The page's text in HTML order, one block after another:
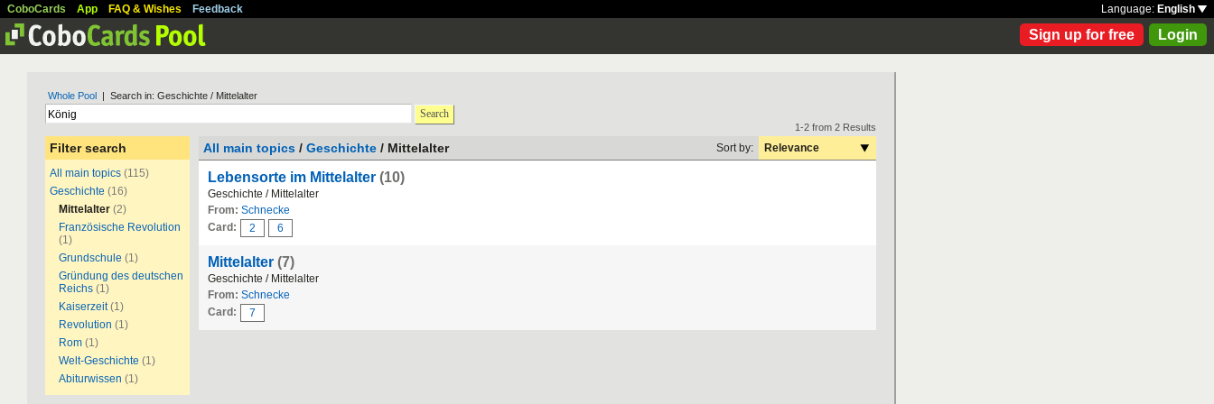
CoboCards App FAQ & Wishes Feedback Language: English
Sign up for free Login
Whole Pool | Search in: Geschichte / Mittelalter
Search
Filter search
All main topics (115)
Geschichte (16)
Mittelalter (2)
Französische Revolution
(1)
Grundschule (1)
Gründung des deutschen
Reichs (1)
Kaiserzeit (1)
Revolution (1)
Rom (1)
Welt-Geschichte (1)
Abiturwissen (1)
1-2 from 2 Results
All main topics / Geschichte / Mittelalter Sort by: Relevance
Lebensorte im Mittelalter (10)
Geschichte / Mittelalter
From: Schnecke
Card:
2 6
Mittelalter (7)
Geschichte / Mittelalter
From: Schnecke
Card:
7